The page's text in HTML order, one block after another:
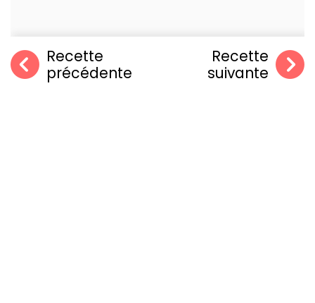
Recette
précédente
Recette
suivante